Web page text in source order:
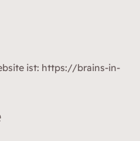
ist: https://brains-in-